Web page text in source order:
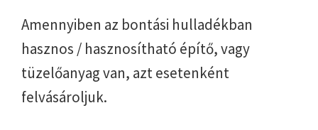
Amennyiben az bontási hulladékban
hasznos / hasznosítható építő, vagy
tüzelőanyag van, azt esetenként
felvásároljuk.